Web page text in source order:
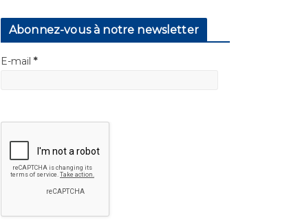
Abonnez-vous à notre newsletter
E-mail *